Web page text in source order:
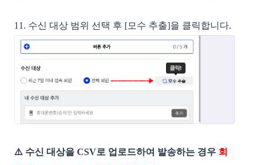
11. 수신 대상 범위 선택 후 [모수 추출]을 클릭합니다.
⚠️ 수신 대상을 CSV로 업로드하여 발송하는 경우 회